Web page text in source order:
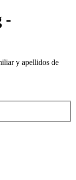
-
y apellidos de